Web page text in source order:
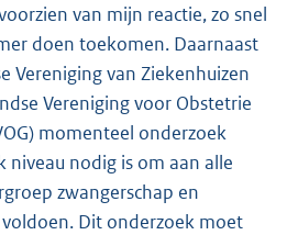
van mijn reactie, zo snel
doen toekomen. Daarnaast
Vereniging van Ziekenhuizen
Vereniging voor Obstetrie
momenteel onderzoek
niveau nodig is om aan alle
zwangerschap en
Dit onderzoek moet